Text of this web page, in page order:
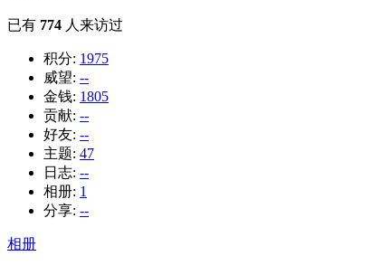
已有 774 人来访过
积分: 1975
威望: --
金钱: 1805
贡献: --
好友: --
主题: 47
日志: --
相册: 1
分享: --
相册